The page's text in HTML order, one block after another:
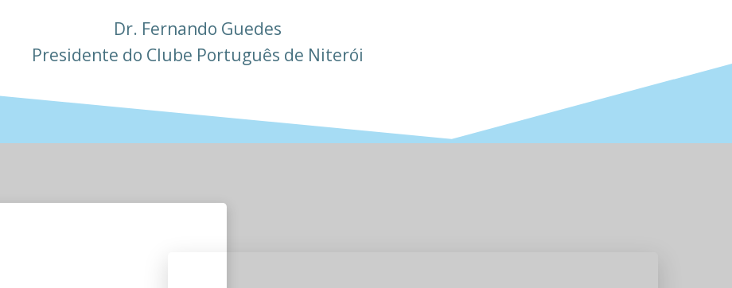
Dr. Fernando Guedes
Presidente do Clube Português de Niterói